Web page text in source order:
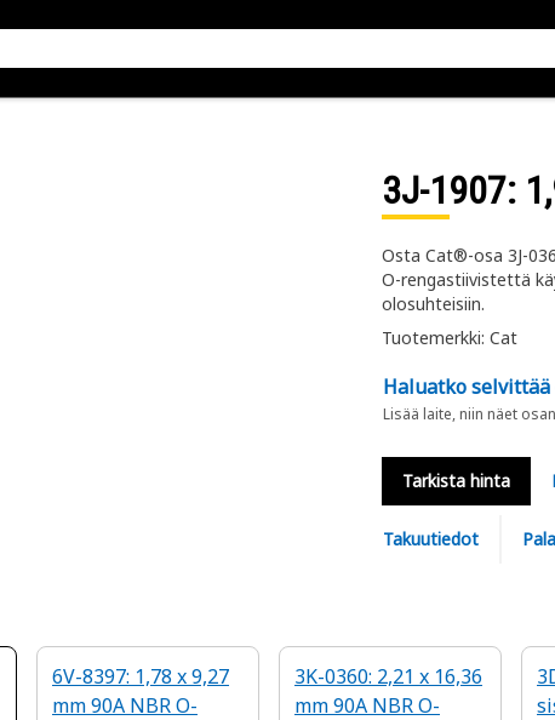
3J-1907:
Osta Cat®-osa 3J-
O-rengastiivistettä
olosuhteisiin.
Tuotemerkki: Cat
Haluatko
Lisää laite, niin näet
Tarkista hinta
Takuutiedot
6V-8397: 1,78 x 9,27
mm 90A NBR O-
3K-0360: 2,21 x 16,36
mm 90A NBR O-